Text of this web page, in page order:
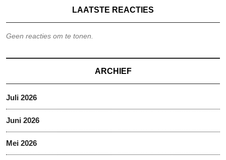
LAATSTE REACTIES
Geen reacties om te tonen.
ARCHIEF
Juli 2026
Juni 2026
Mei 2026